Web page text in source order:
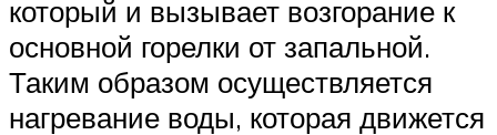
который и вызывает возгорание к
основной горелки от запальной.
Таким образом осуществляется
нагревание воды, которая движется